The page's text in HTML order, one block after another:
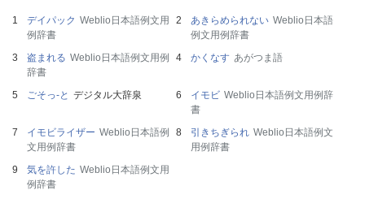
デイパック Weblio日本語例文用
例辞書
あきらめられない Weblio日本語
例文用例辞書
盗まれる Weblio日本語例文用例
辞書
かくなす あがつま語
ごそっ‐と デジタル大辞泉 イモビ Weblio日本語例文用例辞
書
イモビライザー Weblio日本語例
文用例辞書
引きちぎられ Weblio日本語例文
用例辞書
気を許した Weblio日本語例文用
例辞書